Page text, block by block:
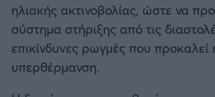
ηλιακής ακτινοβολίας, ώστε να
σύστημα στήριξης από τις
επικίνδυνες ρωγμές που προκαλεί
υπερθέρμανση.